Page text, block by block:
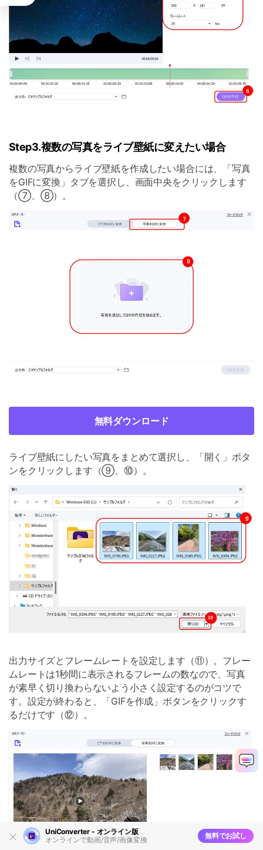
Step3.複数の写真をライブ壁紙に変えたい場合
複数の写真からライブ壁紙を作成したい場合には、「写真
をGIFに変換」タブを選択し、画面中央をクリックします
（⑦、⑧）。
無料ダウンロード
ライブ壁紙にしたい写真をまとめて選択し、「開く」ボタ
ンをクリックします（⑨、⑩）。
出力サイズとフレームレートを設定します（⑪）。フレー
ムレートは1秒間に表示されるフレームの数なので、写真
が素早く切り換わらないよう小さく設定するのがコツで
す。設定が終わると、「GIFを作成」ボタンをクリックす
るだけです（⑫）。
UniConverter - オンライン版
オンラインで動画/音声/画像変換
無料でお試し